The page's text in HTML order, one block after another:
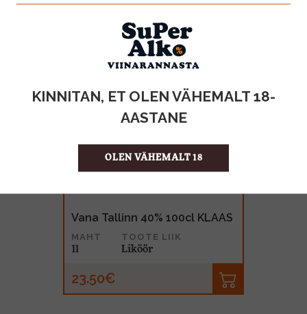
KINNITAN, ET OLEN VÄHEMALT 18-
AASTANE
OLEN VÄHEMALT 18
Vana Tallinn 40% 100cl KLAAS
MAHT
1l
TOOTE LIIK
Liköör
23.50€